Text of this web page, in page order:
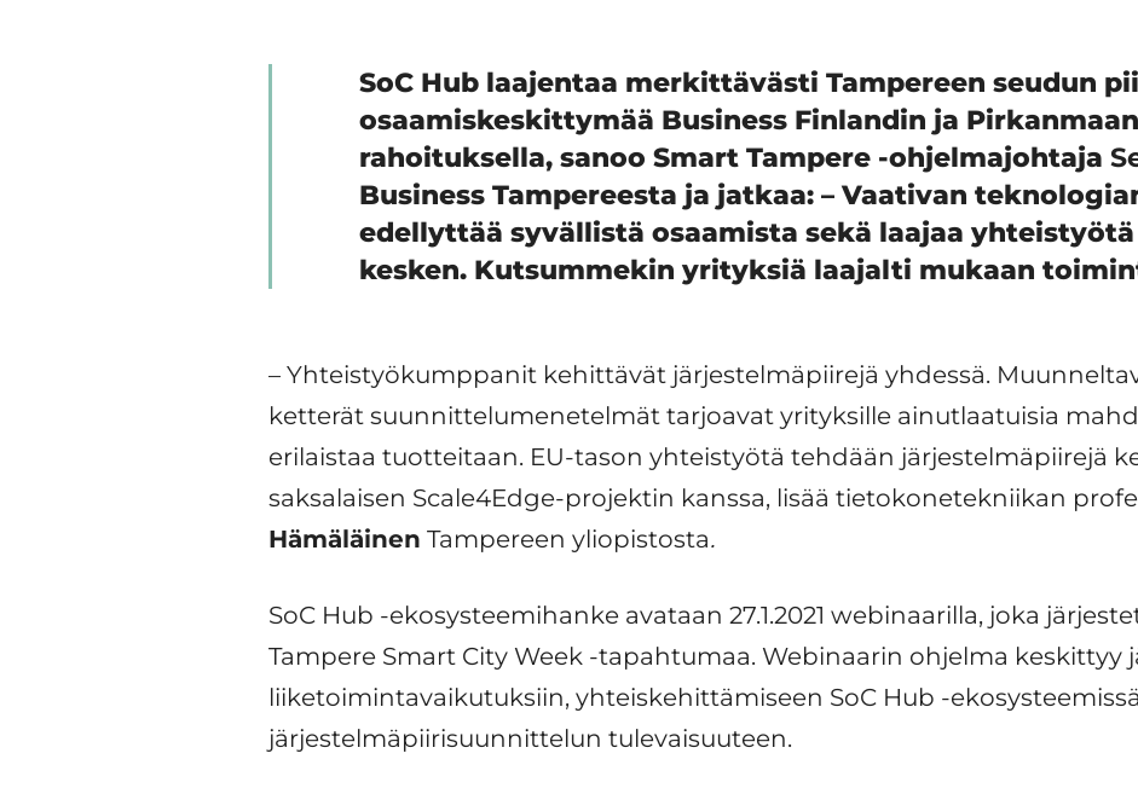
SoC Hub laajentaa merkittävästi Tampereen seudun
osaamiskeskittymää Business Finlandin ja
rahoituksella, sanoo Smart Tampere -ohjelmajohtaja
Business Tampereesta ja jatkaa: – Vaativan
edellyttää syvällistä osaamista sekä laajaa
kesken. Kutsummekin yrityksiä laajalti mukaan
– Yhteistyökumppanit kehittävät järjestelmäpiirejä yhdessä.
ketterät suunnittelumenetelmät tarjoavat yrityksille ainutlaatuisia
erilaistaa tuotteitaan. EU-tason yhteistyötä tehdään järjestelmäpiirejä
saksalaisen Scale4Edge-projektin kanssa, lisää tietokonetekniikan
Hämäläinen Tampereen yliopistosta.
SoC Hub -ekosysteemihanke avataan 27.1.2021 webinaarilla, joka
Tampere Smart City Week -tapahtumaa. Webinaarin ohjelma keskittyy
liiketoimintavaikutuksiin, yhteiskehittämiseen SoC Hub -
järjestelmäpiirisuunnittelun tulevaisuuteen.